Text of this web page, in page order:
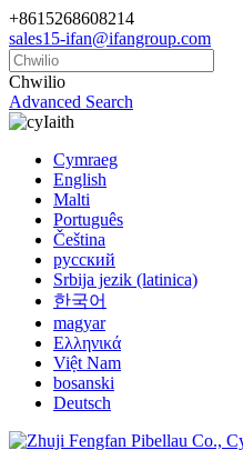
+8615268608214
sales15-ifan@ifangroup.com
Chwilio
Advanced Search
Iaith
Cymraeg
English
Malti
Português
Čeština
русский
Srbija jezik (latinica)
한국어
magyar
Ελληνικά
Việt Nam
bosanski
Deutsch